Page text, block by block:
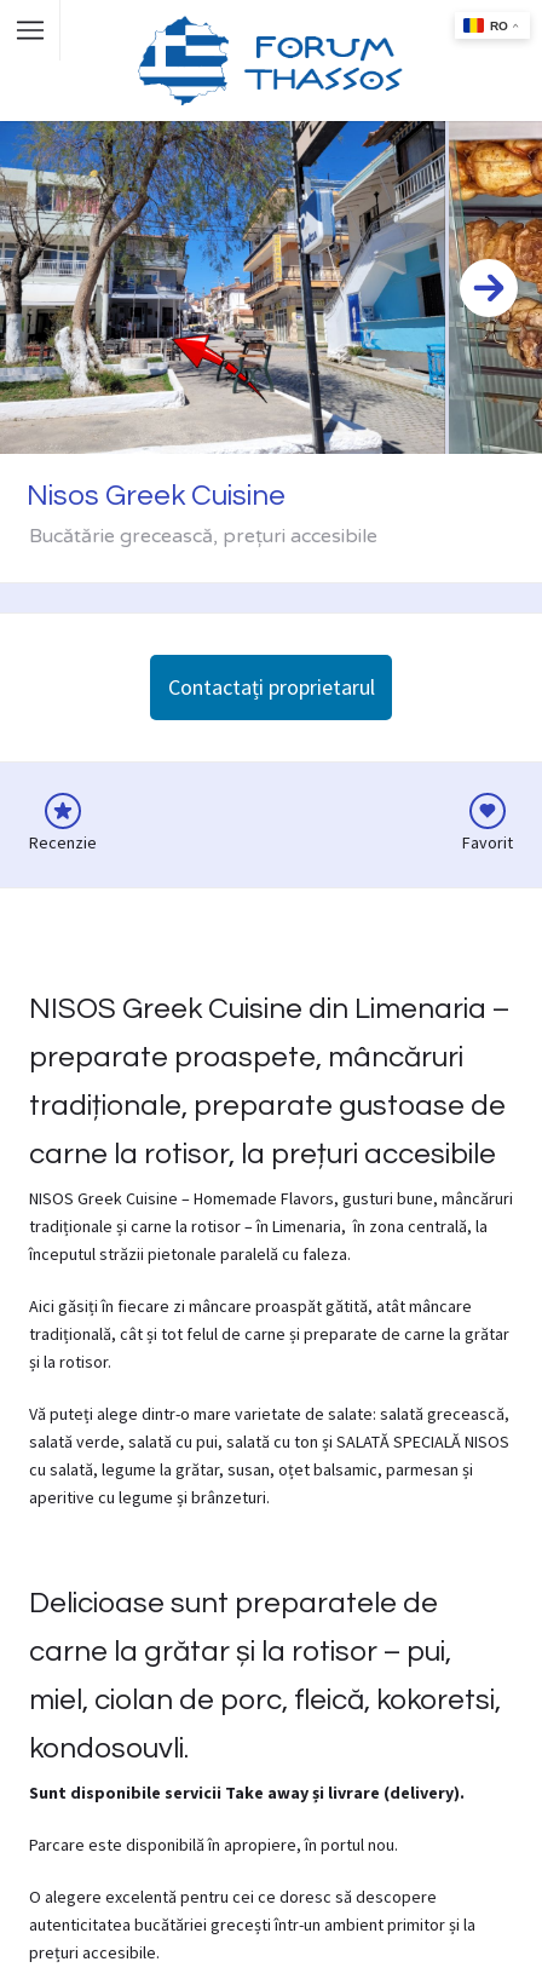
Nisos Greek Cuisine
Bucătărie grecească, prețuri accesibile
Contactați proprietarul
Recenzie Favorit
NISOS Greek Cuisine din Limenaria –
preparate proaspete, mâncăruri
tradiționale, preparate gustoase de
carne la rotisor, la prețuri accesibile
NISOS Greek Cuisine – Homemade Flavors, gusturi bune, mâncăruri
tradiționale și carne la rotisor – în Limenaria, în zona centrală, la
începutul străzii pietonale paralelă cu faleza.
Aici găsiți în fiecare zi mâncare proaspăt gătită, atât mâncare
tradițională, cât și tot felul de carne și preparate de carne la grătar
și la rotisor.
Vă puteți alege dintr-o mare varietate de salate: salată grecească,
salată verde, salată cu pui, salată cu ton și SALATĂ SPECIALĂNISOS
cu salată, legume la grătar, susan, oțet balsamic, parmesan și
aperitive cu legume și brânzeturi.
Delicioase sunt preparatele de
carne la grătar și la rotisor – pui,
miel, ciolan de porc, fleică, kokoretsi,
kondosouvli.
Sunt disponibile servicii Take away și livrare (delivery).
Parcare este disponibilă în apropiere, în portul nou.
O alegere excelentă pentru cei ce doresc să descopere
autenticitatea bucătăriei grecești într-un ambient primitor și la
prețuri accesibile.